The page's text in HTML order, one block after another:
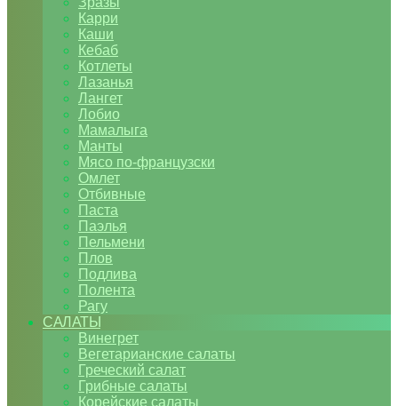
Карри
Каши
Кебаб
Котлеты
Лазанья
Лангет
Лобио
Мамалыга
Манты
Мясо по-французски
Омлет
Отбивные
Паста
Паэлья
Пельмени
Плов
Подлива
Полента
Рагу
САЛАТЫ
Винегрет
Вегетарианские салаты
Греческий салат
Грибные салаты
Корейские салаты